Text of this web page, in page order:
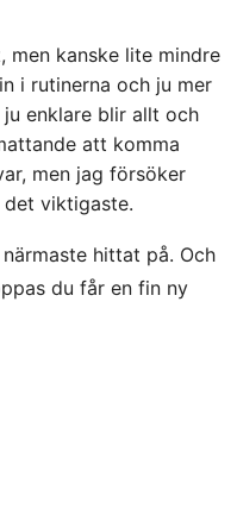
men kanske lite mindre
i rutinerna och ju mer
enklare blir allt och
att komma
men jag försöker
det viktigaste.
hittat på. Och
du får en fin ny